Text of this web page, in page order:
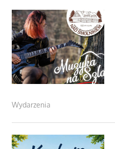
Wydarzenia